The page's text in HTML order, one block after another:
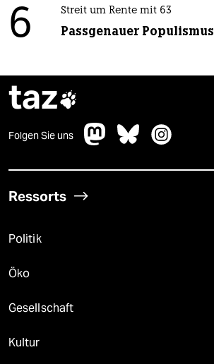
6 Streit um Rente mit 63
Passgenauer Populismus
taz
Folgen Sie uns
Ressorts
Politik
Öko
Gesellschaft
Kultur